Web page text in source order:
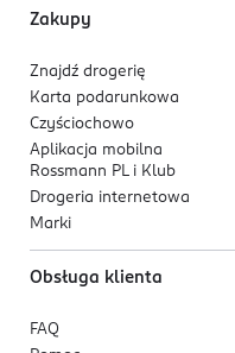
Zakupy
Znajdź drogerię
Karta podarunkowa
Czyściochowo
Aplikacja mobilna
Rossmann PL i Klub
Drogeria internetowa
Marki
Obsługa klienta
FAQ